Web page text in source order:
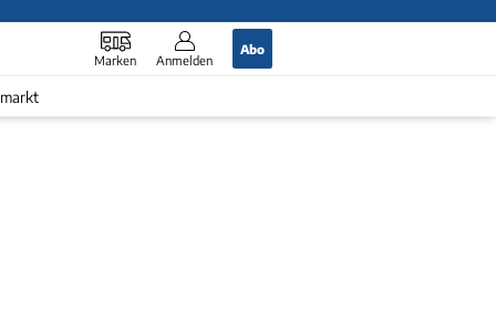
Marken Anmelden
Abo